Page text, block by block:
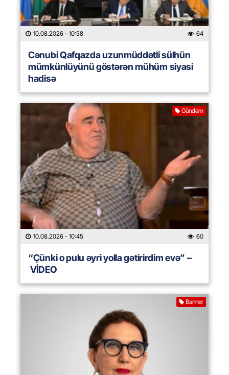
10.08.2026 - 10:58 64
Cənubi Qafqazda uzunmüddətli sülhün
mümkünlüyünü göstərən mühüm siyasi
hadisə
Gündəm
10.08.2026 - 10:45 60
“Çünki o pulu əyri yolla gətirirdim evə” –
VİDEO
Banner